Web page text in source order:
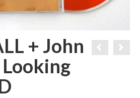
+ John
Looking